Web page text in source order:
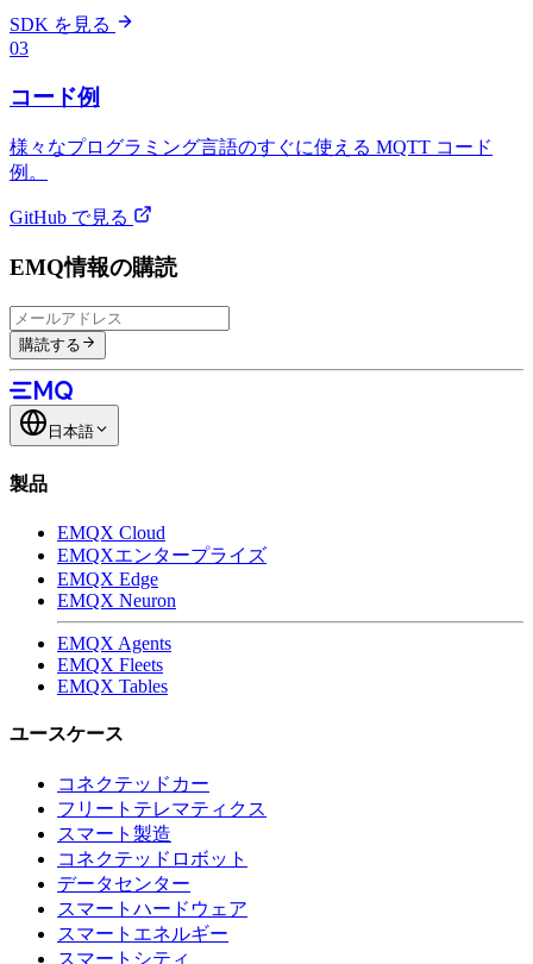
SDK を見る
03
コード例
様々なプログラミング言語のすぐに使える MQTT コード
例。
GitHub で見る
EMQ情報の購読
購読する
日本語
製品
EMQX Cloud
EMQXエンタープライズ
EMQX Edge
EMQX Neuron
EMQX Agents
EMQX Fleets
EMQX Tables
ユースケース
コネクテッドカー
フリートテレマティクス
スマート製造
コネクテッドロボット
データセンター
スマートハードウェア
スマートエネルギー
スマートシティ